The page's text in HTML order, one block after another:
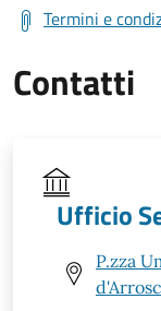
Termini e
Contatti
Ufficio
P.zza